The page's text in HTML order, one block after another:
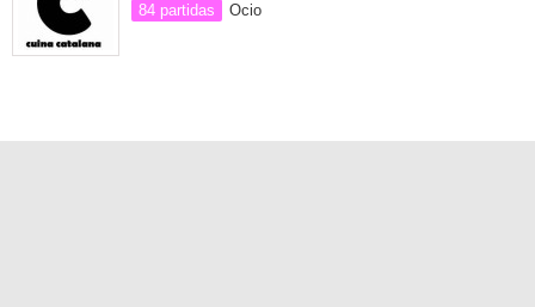
84 partidas Ocio